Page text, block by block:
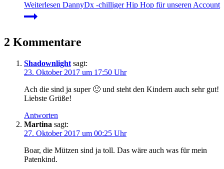
Weiterlesen DannyDx -chilliger Hip Hop für unseren Account
2 Kommentare
Shadownlight sagt:
23. Oktober 2017 um 17:50 Uhr
Ach die sind ja super 🙂 und steht den Kindern auch sehr gut!
Liebste Grüße!
Antworten
Martina sagt:
27. Oktober 2017 um 00:25 Uhr
Boar, die Mützen sind ja toll. Das wäre auch was für mein
Patenkind.